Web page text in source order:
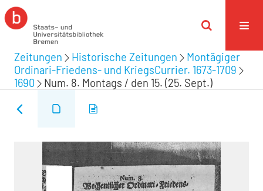
Zeitungen Historische Zeitungen
Montägiger
Ordinari-Friedens- und KriegsCurrier. 1673-1709
1690
Num. 8. Montags / den 15. (25. Sept.)